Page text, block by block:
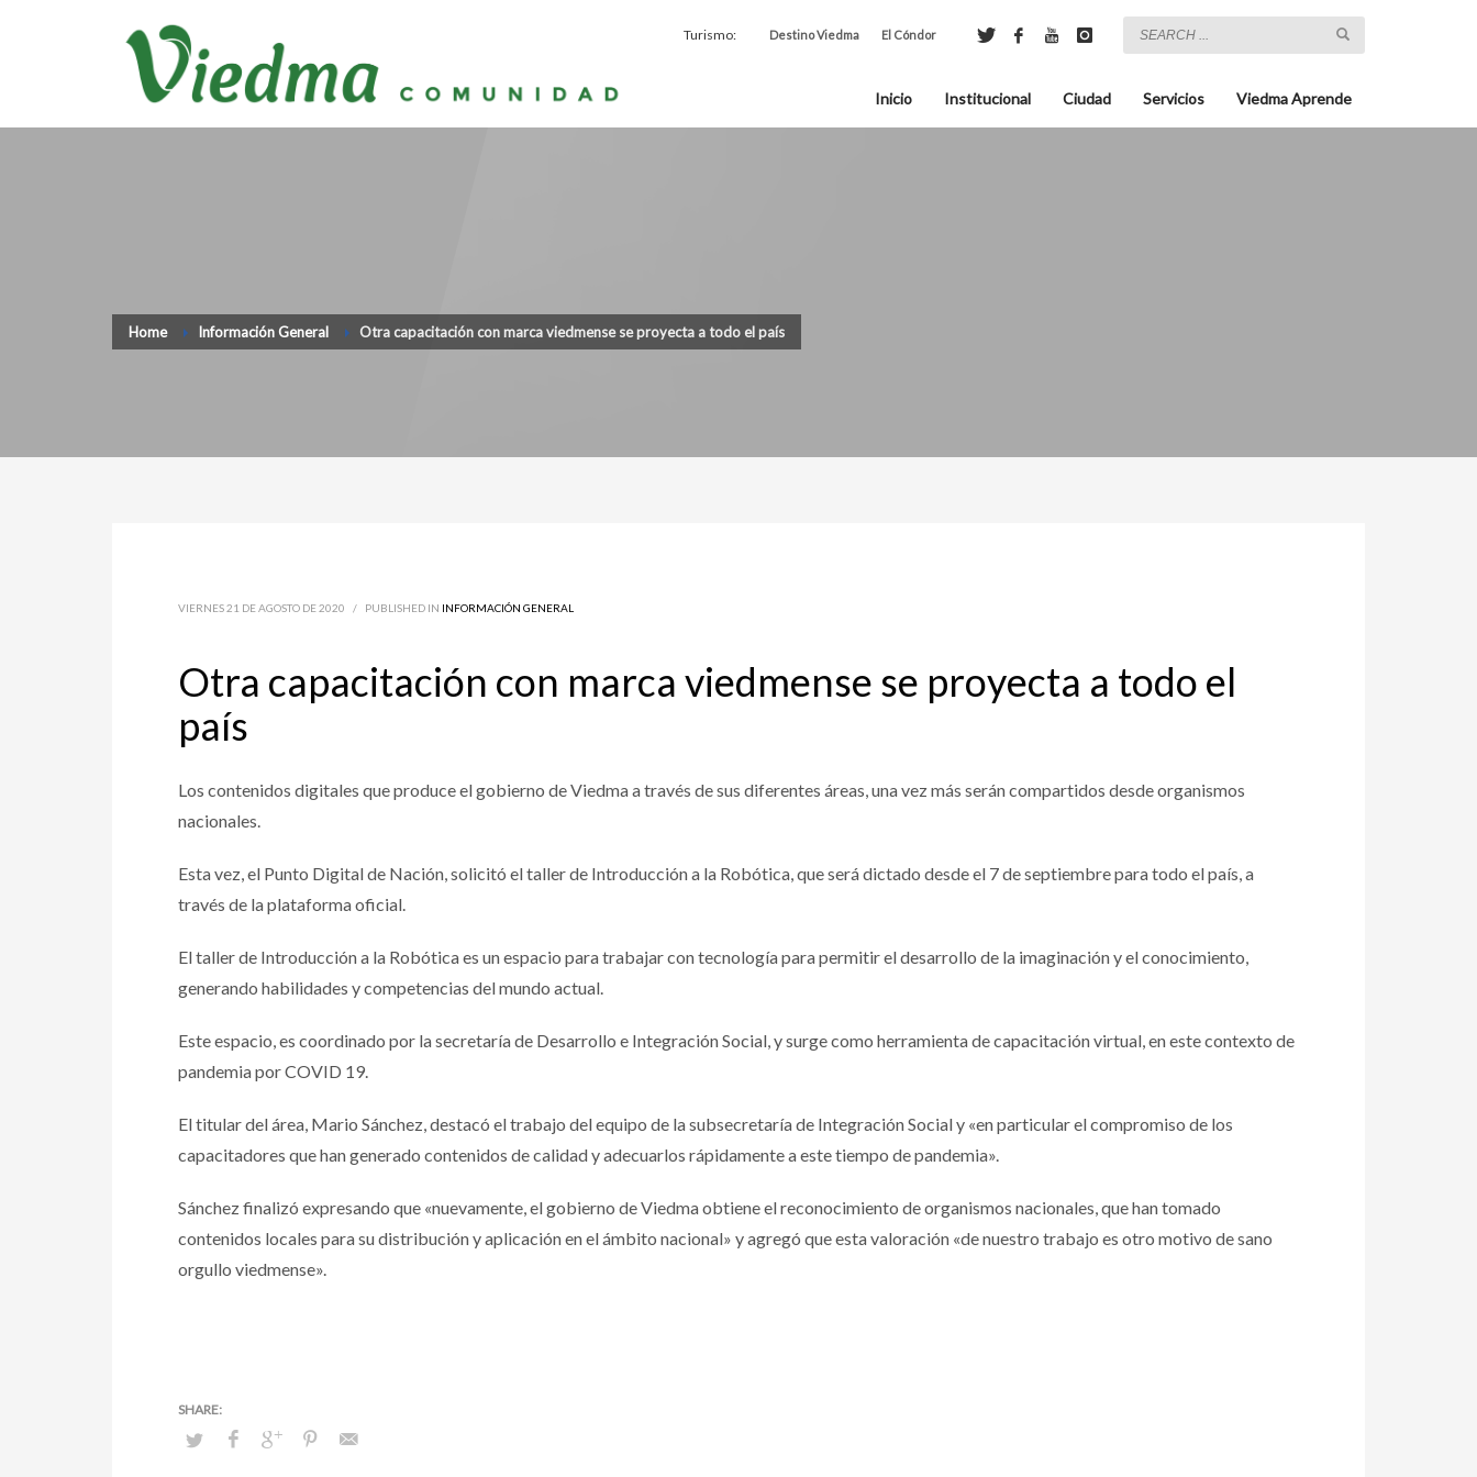
Turismo: Destino Viedma El Cóndor
Inicio Institucional Ciudad Servicios Viedma Aprende
Home Información General Otra capacitación con marca viedmense se proyecta a todo el país
VIERNES 21 DE AGOSTO DE 2020 / PUBLISHED IN INFORMACIÓN GENERAL
Otra capacitación con marca viedmense se proyecta a todo el
país
Los contenidos digitales que produce el gobierno de Viedma a través de sus diferentes áreas, una vez más serán compartidos desde organismos
nacionales.
Esta vez, el Punto Digital de Nación, solicitó el taller de Introducción a la Robótica, que será dictado desde el 7 de septiembre para todo el país, a
través de la plataforma oficial.
El taller de Introducción a la Robótica es un espacio para trabajar con tecnología para permitir el desarrollo de la imaginación y el conocimiento,
generando habilidades y competencias del mundo actual.
Este espacio, es coordinado por la secretaría de Desarrollo e Integración Social, y surge como herramienta de capacitación virtual, en este contexto de
pandemia por COVID 19.
El titular del área, Mario Sánchez, destacó el trabajo del equipo de la subsecretaría de Integración Social y «en particular el compromiso de los
capacitadores que han generado contenidos de calidad y adecuarlos rápidamente a este tiempo de pandemia».
Sánchez finalizó expresando que «nuevamente, el gobierno de Viedma obtiene el reconocimiento de organismos nacionales, que han tomado
contenidos locales para su distribución y aplicación en el ámbito nacional» y agregó que esta valoración «de nuestro trabajo es otro motivo de sano
orgullo viedmense».